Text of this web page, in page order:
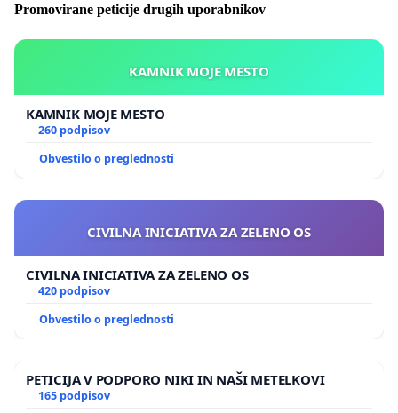
Promovirane peticije drugih uporabnikov
KAMNIK MOJE MESTO
KAMNIK MOJE MESTO
260 podpisov
Obvestilo o preglednosti
CIVILNA INICIATIVA ZA ZELENO OS
CIVILNA INICIATIVA ZA ZELENO OS
420 podpisov
Obvestilo o preglednosti
PETICIJA V PODPORO NIKI IN NAŠI METELKOVI
165 podpisov